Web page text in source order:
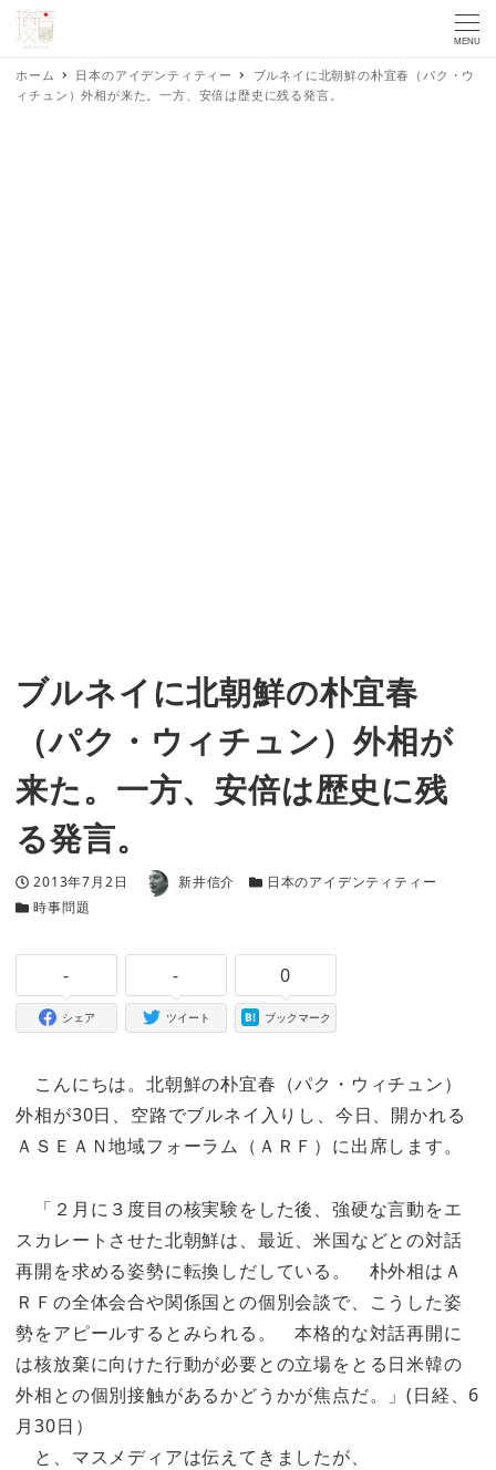
MENU
ホーム 日本のアイデンティティー
ブルネイに北朝鮮の朴宜春（パク・ウ
ィチュン）外相が来た。一方、安倍は歴史に残る発言。
ブルネイに北朝鮮の朴宜春
（パク・ウィチュン）外相が
来た。一方、安倍は歴史に残
る発言。
投稿日
2013年7月2日 著者 新井信介 カテゴリー
日本のアイデンティティー
カテゴリー
時事問題
-
シェア
-
ツイート
0
ブックマーク
こんにちは。北朝鮮の朴宜春（パク・ウィチュン）
外相が30日、空路でブルネイ入りし、今日、開かれる
ＡＳＥＡＮ地域フォーラム（ＡＲＦ）に出席します。
「２月に３度目の核実験をした後、強硬な言動をエ
スカレートさせた北朝鮮は、最近、米国などとの対話
再開を求める姿勢に転換しだしている。 朴外相はＡ
ＲＦの全体会合や関係国との個別会談で、こうした姿
勢をアピールするとみられる。 本格的な対話再開に
は核放棄に向けた行動が必要との立場をとる日米韓の
外相との個別接触があるかどうかが焦点だ。」(日経、6
月30日）
と、マスメディアは伝えてきましたが、